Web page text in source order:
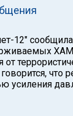
12"
что
усиления